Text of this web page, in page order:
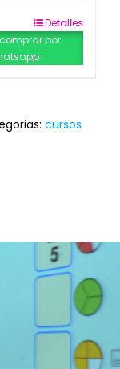
Detalles
por
cursos